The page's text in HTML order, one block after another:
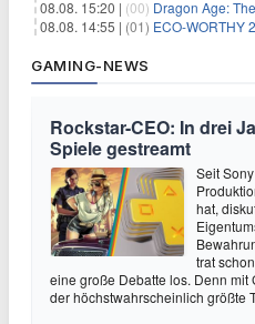
08.08. 15:20 | (00) Dragon Age: The
08.08. 14:55 | (01) ECO-WORTHY 200W
GAMING-NEWS
Rockstar-CEO: In drei
Spiele gestreamt
Seit
hat,
trat
eine große Debatte los. Denn mit
der höchstwahrscheinlich größte